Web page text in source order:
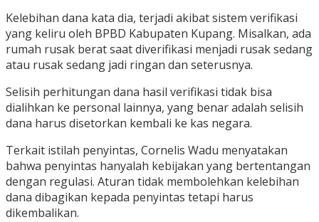
Kelebihan dana kata dia, terjadi akibat sistem verifikasi
yang keliru oleh BPBD Kabupaten Kupang. Misalkan, ada
rumah rusak berat saat diverifikasi menjadi rusak sedang
atau rusak sedang jadi ringan dan seterusnya.
Selisih perhitungan dana hasil verifikasi tidak bisa
dialihkan ke personal lainnya, yang benar adalah selisih
dana harus disetorkan kembali ke kas negara.
Terkait istilah penyintas, Cornelis Wadu menyatakan
bahwa penyintas hanyalah kebijakan yang bertentangan
dengan regulasi. Aturan tidak membolehkan kelebihan
dana dibagikan kepada penyintas tetapi harus
dikembalikan.